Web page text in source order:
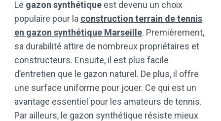
Le gazon synthétique est devenu un choix
populaire pour la construction terrain de tennis
en gazon synthétique Marseille. Premièrement,
sa durabilité attire de nombreux propriétaires et
constructeurs. Ensuite, il est plus facile
d’entretien que le gazon naturel. De plus, il offre
une surface uniforme pour jouer. Ce qui est un
avantage essentiel pour les amateurs de tennis.
Par ailleurs, le gazon synthétique résiste mieux